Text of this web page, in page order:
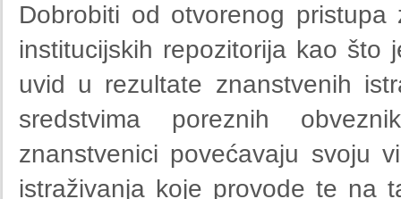
Dobrobiti od otvorenog pristupa
institucijskih repozitorija kao što
uvid u rezultate znanstvenih
sredstvima poreznih
znanstvenici povećavaju svoju
istraživanja koje provode te na